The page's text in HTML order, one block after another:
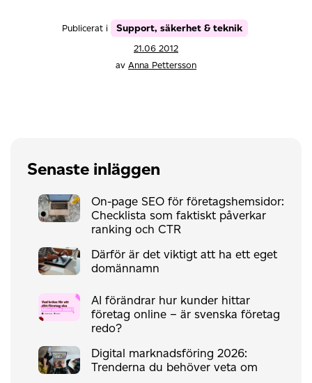
Publicerat i Support, säkerhet & teknik
21.06 2012
av Anna Pettersson
Senaste inläggen
On-page SEO för företagshemsidor:
Checklista som faktiskt påverkar
ranking och CTR
Därför är det viktigt att ha ett eget
domännamn
AI förändrar hur kunder hittar
företag online – är svenska företag
redo?
Digital marknadsföring 2026:
Trenderna du behöver veta om